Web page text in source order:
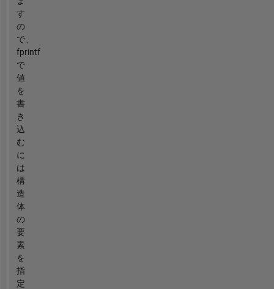
す
の
で、
fprintf
で
値
を
書
き
込
む
に
は
構
造
体
の
要
素
を
指
定